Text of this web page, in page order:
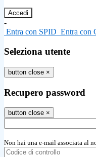
-
Entra con SPID Entra con
Seleziona utente
button close ×
Recupero password
button close ×
Non hai una e-mail associata al